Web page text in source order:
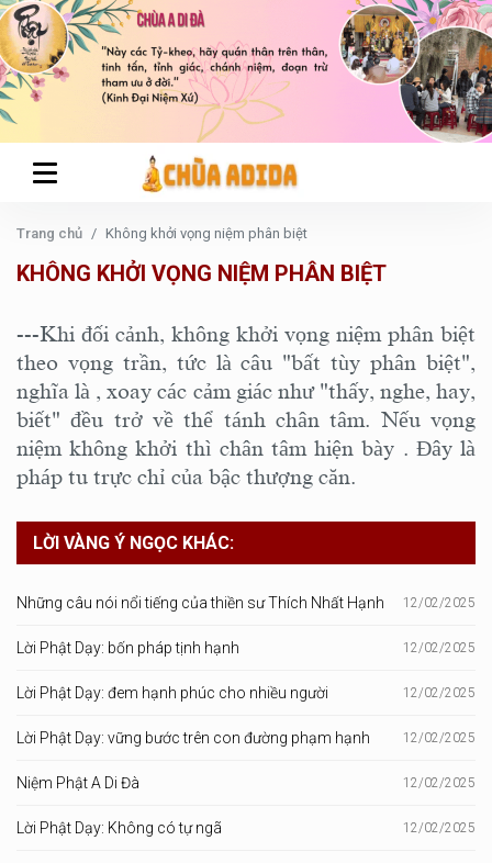
Trang chủ Không khởi vọng niệm phân biệt
KHÔNG KHỞI VỌNG NIỆM PHÂN BIỆT
---Khi đối cảnh, không khởi vọng niệm phân biệt
theo vọng trần, tức là câu "bất tùy phân biệt",
nghĩa là , xoay các cảm giác như "thấy, nghe, hay,
biết" đều trở về thể tánh chân tâm. Nếu vọng
niệm không khởi thì chân tâm hiện bày . Đây là
pháp tu trực chỉ của bậc thượng căn.
LỜI VÀNG Ý NGỌC KHÁC:
Những câu nói nổi tiếng của thiền sư Thích Nhất Hạnh 12/02/2025
Lời Phật Dạy: bốn pháp tịnh hạnh 12/02/2025
Lời Phật Dạy: đem hạnh phúc cho nhiều người 12/02/2025
Lời Phật Dạy: vững bước trên con đường phạm hạnh 12/02/2025
Niệm Phật A Di Đà 12/02/2025
Lời Phật Dạy: Không có tự ngã 12/02/2025